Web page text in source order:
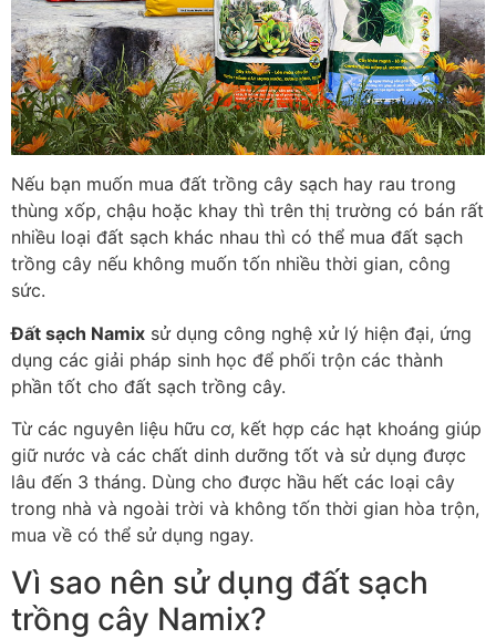
Nếu bạn muốn mua đất trồng cây sạch hay rau trong
thùng xốp, chậu hoặc khay thì trên thị trường có bán rất
nhiều loại đất sạch khác nhau thì có thể mua đất sạch
trồng cây nếu không muốn tốn nhiều thời gian, công
sức.
Đất sạch Namix sử dụng công nghệ xử lý hiện đại, ứng
dụng các giải pháp sinh học để phối trộn các thành
phần tốt cho đất sạch trồng cây.
Từ các nguyên liệu hữu cơ, kết hợp các hạt khoáng giúp
giữ nước và các chất dinh dưỡng tốt và sử dụng được
lâu đến 3 tháng. Dùng cho được hầu hết các loại cây
trong nhà và ngoài trời và không tốn thời gian hòa trộn,
mua về có thể sử dụng ngay.
Vì sao nên sử dụng đất sạch
trồng cây Namix?